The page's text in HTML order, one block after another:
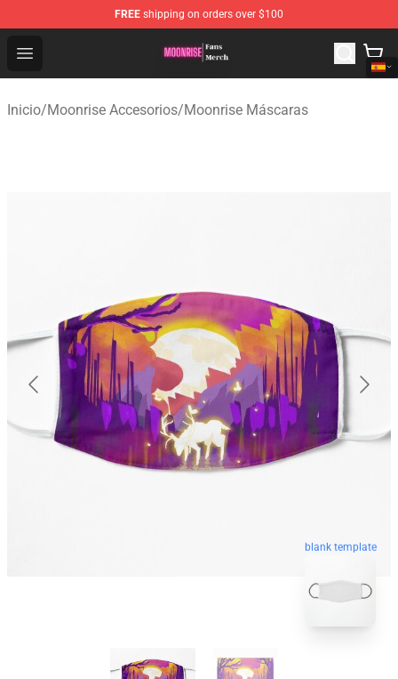
FREE shipping on orders over $100
Open menu
Moonrise Store - Official Moonrise Merchandise Shop
Inicio/Moonrise Accesorios/Moonrise Máscaras
blank template